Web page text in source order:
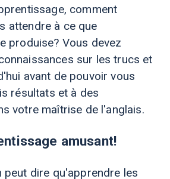
comment
attendre à ce que
produise? Vous devez
sur les trucs et
avant de pouvoir vous
résultats et à des
votre maîtrise de l'anglais.
amusant!
peut dire qu'apprendre les